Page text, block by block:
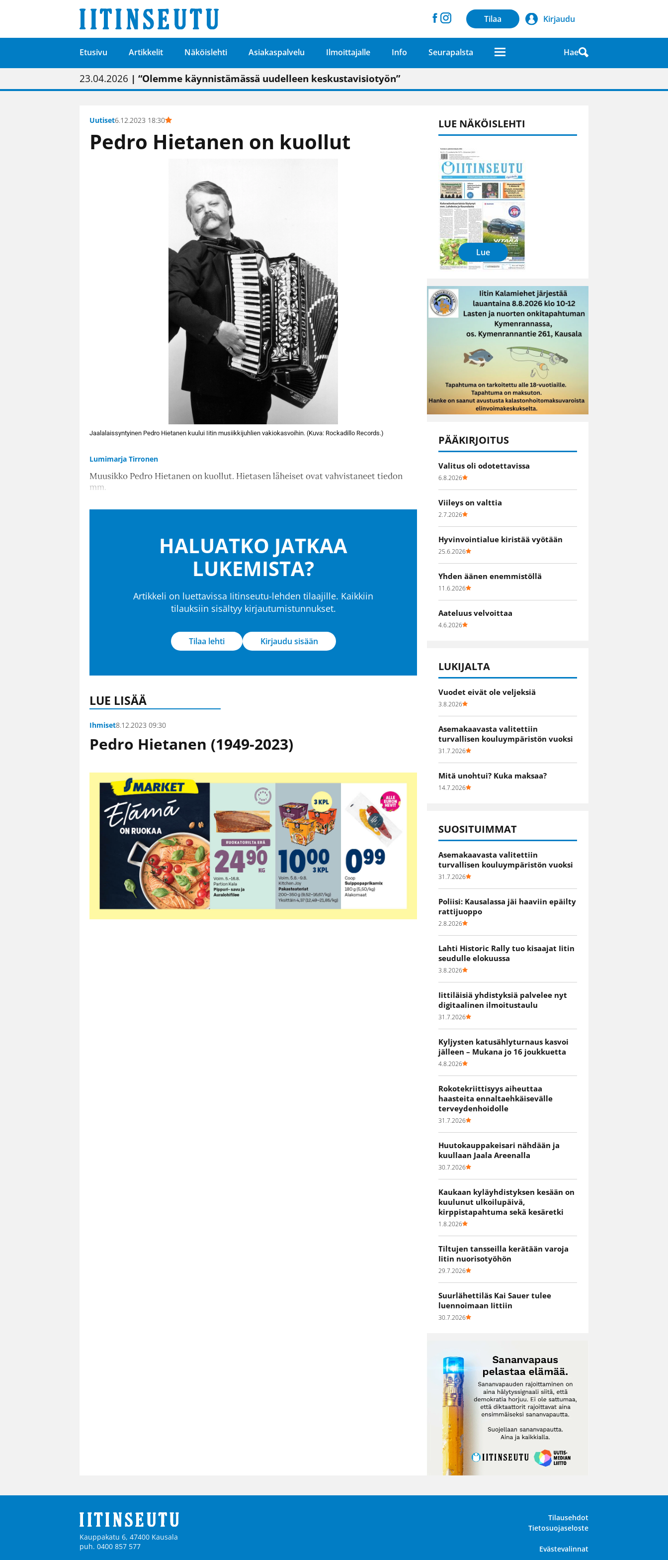
Tilaa Kirjaudu
Etusivu Artikkelit Näköislehti Asiakaspalvelu Ilmoittajalle Info Seurapalsta Hae
01.02.2026 | Painon vaihtumisen pitäisi näkyä hieman parempana painojäljen laatuna lehdessä
05.02.2026 | Uudistettu kunnantalo on valoisa
23.04.2026 | “Olemme käynnistämässä uudelleen keskustavisiotyön”
09.05.2026| "Maalla on totuttu elämään omavaraisemmin kuin kaupungissa"
Uutiset6.12.2023 18:30
Pedro Hietanen on kuollut
Jaalalaissyntyinen Pedro Hietanen kuului Iitin musiikkijuhlien vakiokasvoihin. (Kuva: Rockadillo Records.)
Lumimarja Tirronen
Muusikko Pedro Hietanen on kuollut. Hietasen läheiset ovat vahvistaneet tiedon
mm.
HALUATKO JATKAA
LUKEMISTA?
Artikkeli on luettavissa Iitinseutu-lehden tilaajille. Kaikkiin
tilauksiin sisältyy kirjautumistunnukset.
Tilaa lehti Kirjaudu sisään
LUE LISÄÄ
Ihmiset8.12.2023 09:30
Pedro Hietanen (1949-2023)
LUE NÄKÖISLEHTI
Lue
PÄÄKIRJOITUS
Valitus oli odotettavissa
6.8.2026
Viileys on valttia
2.7.2026
Hyvinvointialue kiristää vyötään
25.6.2026
Yhden äänen enemmistöllä
11.6.2026
Aateluus velvoittaa
4.6.2026
LUKIJALTA
Vuodet eivät ole veljeksiä
3.8.2026
Asemakaavasta valitettiin
turvallisen kouluympäristön vuoksi
31.7.2026
Mitä unohtui? Kuka maksaa?
14.7.2026
SUOSITUIMMAT
Asemakaavasta valitettiin
turvallisen kouluympäristön vuoksi
31.7.2026
Poliisi: Kausalassa jäi haaviin epäilty
rattijuoppo
2.8.2026
Lahti Historic Rally tuo kisaajat Iitin
seudulle elokuussa
3.8.2026
Iittiläisiä yhdistyksiä palvelee nyt
digitaalinen ilmoitustaulu
31.7.2026
Kyljysten katusählyturnaus kasvoi
jälleen – Mukana jo 16 joukkuetta
4.8.2026
Rokotekriittisyys aiheuttaa
haasteita ennaltaehkäisevälle
terveydenhoidolle
31.7.2026
Huutokauppakeisari nähdään ja
kuullaan Jaala Areenalla
30.7.2026
Kaukaan kyläyhdistyksen kesään on
kuulunut ulkoilupäivä,
kirppistapahtuma sekä kesäretki
1.8.2026
Tiltujen tansseilla kerätään varoja
Iitin nuorisotyöhön
29.7.2026
Suurlähettiläs Kai Sauer tulee
luennoimaan Iittiin
30.7.2026
Kauppakatu 6, 47400 Kausala
puh. 0400 857 577
Tilausehdot
Tietosuojaseloste
Evästevalinnat